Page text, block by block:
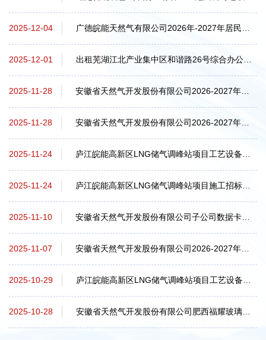
2025-12-04
2025-12-01 出租芜湖江北产业集中区和谐路26号综合办公楼（三次）采购公告
2025-11-28 安徽省天然气开发股份有限公司2026-2027年度城网子公司中低压管网及入户安装工程施...
2025-11-28 安徽省天然气开发股份有限公司2026-2027年度城网子公司中低压管网及入户安装工程施...
2025-11-24
2025-11-24 庐江皖能高新区LNG储气调峰站项目施工招标公告_全国公共资源交易平台（安徽省·合肥...
2025-11-10 安徽省天然气开发股份有限公司子公司数据卡与电路业务统一采购项目中标候选人公示
2025-11-07 安徽省天然气开发股份有限公司2026-2027年度中低压管网及入户安装工程施工招标公告
2025-10-29
2025-10-28 安徽省天然气开发股份有限公司肥西福耀玻璃天然气供应专用管道项目环境影响报告书...